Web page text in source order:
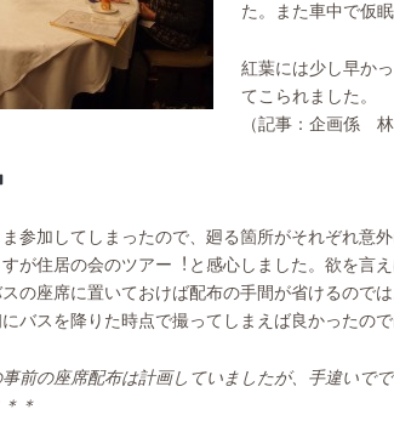
た。また車中で仮
紅葉には少し早か
てこられました。
（記事：企画係
参加してしまったので、廻る箇所がそれぞれ意
が住居の会のツアー︕と感⼼しました。欲を⾔
の座席に置いておけば配布の⼿間が省けるのでは
バスを降りた時点で撮ってしまえば良かったので
前の座席配布は計画していましたが、手違いで
＊